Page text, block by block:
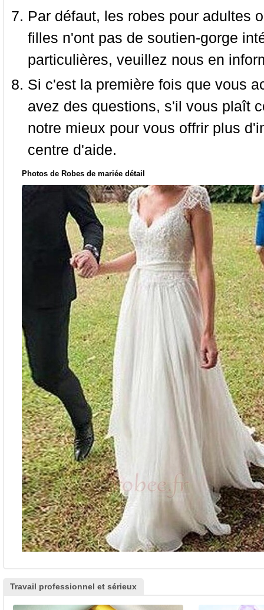
Par défaut, les robes pour adultes
filles n'ont pas de soutien-gorge
particulières, veuillez nous en
Si c'est la première fois que vous
avez des questions, s'il vous plaît
notre mieux pour vous offrir plus
centre d'aide.
Photos de Robes de mariée détail
Travail professionnel et sérieux